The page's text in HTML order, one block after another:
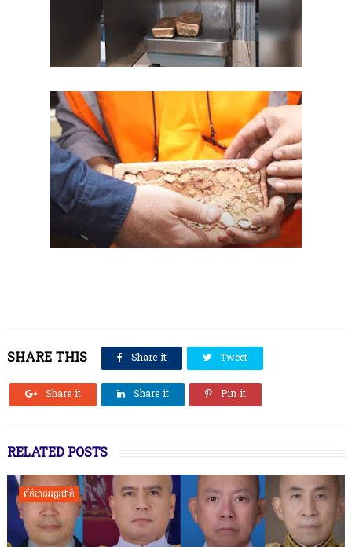
SHARE THIS Share it Tweet
Share it Share it Pin it
RELATED POSTS
ព័ត៌មានអន្តរជាតិ